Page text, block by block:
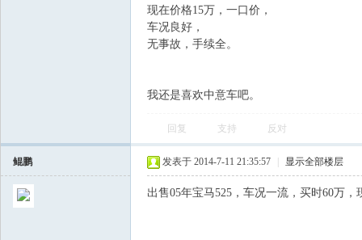
现在价格15万，一口价，
车况良好，
无事故，手续全。
我还是喜欢中意车吧。
回复 支持 反对
鲲鹏 发表于 2014-7-11 21:35:57 显示全部楼层
出售05年宝马525，车况一流，买时60万，